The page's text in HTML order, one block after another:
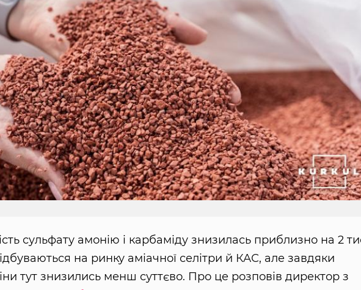
сульфату амонію і карбаміду знизилась приблизно на 2
на ринку аміачної селітри й КАС, але завдяки
тут знизились менш суттєво. Про це розповів директор з